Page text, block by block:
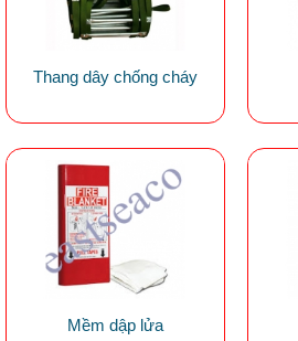
Thang dây chống cháy
Mềm dập lửa